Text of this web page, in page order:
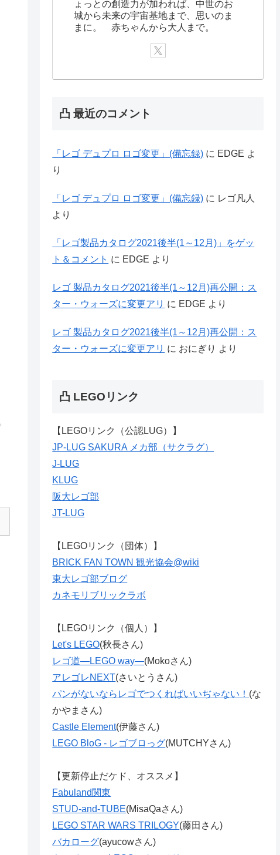
ょっとの創造力が加われば、中世のお
城から未来の宇宙基地まで、思いのま
まに。 赤ちゃんから大人まで。
凸 最近のコメント
「レゴ デュプロ ロゴ変更」(備忘録) に EDGE よ
り
「レゴ デュプロ ロゴ変更」(備忘録) に レゴ凡人
より
「レゴ製品カタログ2021後半(1～12月)」をゲッ
ト＆コメント に EDGE より
レゴ 製品カタログ2021後半(1～12月)再公開：ス
ター・ウォーズに変更アリ に EDGE より
レゴ 製品カタログ2021後半(1～12月)再公開：ス
ター・ウォーズに変更アリ に おにぎり より
凸 LEGOリンク
【LEGOリンク（公認LUG）】
JP-LUG SAKURA メカ部（サクラグ）
J-LUG
KLUG
阪大レゴ部
JT-LUG
【LEGOリンク（団体）】
BRICK FAN TOWN 観光協会@wiki
東大レゴ部ブログ
カネモリブリックラボ
【LEGOリンク（個人）】
Let's LEGO(秋長さん)
レゴ道―LEGO way―(Mokoさん)
アレゴレNEXT(さいとうさん)
パンがないならレゴでつくればいいぢゃない！ (な
かやまさん)
Castle Element(伊藤さん)
LEGO BloG - レゴブロっグ(MUTCHYさん)
【更新停止だケド、オススメ】
Fabuland関東
STUD-and-TUBE(MisaQaさん)
LEGO STAR WARS TRILOGY(藤田さん)
バカローグ(ayucowさん)